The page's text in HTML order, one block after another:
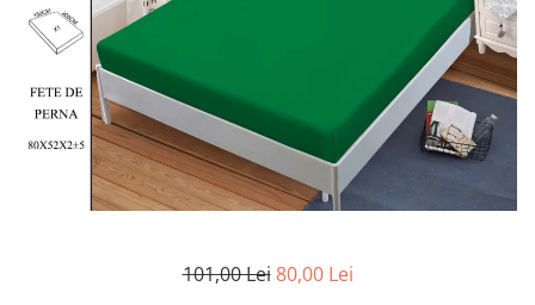
Lenjerii de pat Bumbac 100%
Lenjerii de pat Cocolino
Lenjerii de pat Finet + 2 Draperii
Lenjerii de pat Saten 4 piese cu
101,00 Lei 80,00 Lei